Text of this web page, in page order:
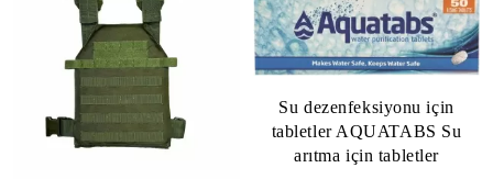
Su dezenfeksiyonu için
tabletler AQUATABS Su
arıtma için tabletler